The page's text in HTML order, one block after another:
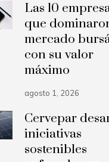
Las 10
que
mercado
con su valor
máximo
agosto 1, 2026
Cervepar
iniciativas
sostenibles